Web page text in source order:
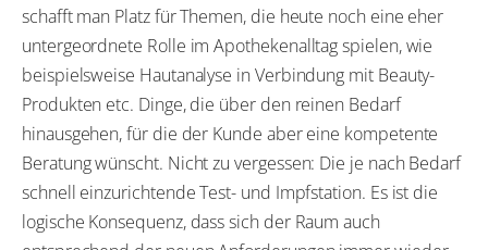
schafft man Platz für Themen, die heute noch eine eher
untergeordnete Rolle im Apothekenalltag spielen, wie
beispielsweise Hautanalyse in Verbindung mit Beauty-
Produkten etc. Dinge, die über den reinen Bedarf
hinausgehen, für die der Kunde aber eine kompetente
Beratung wünscht. Nicht zu vergessen: Die je nach Bedarf
schnell einzurichtende Test- und Impfstation. Es ist die
logische Konsequenz, dass sich der Raum auch